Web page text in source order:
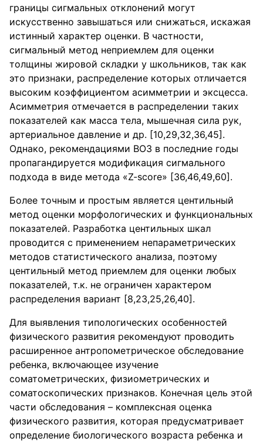
границы сигмальных отклонений могут
искусственно завышаться или снижаться, искажая
истинный характер оценки. В частности,
сигмальный метод неприемлем для оценки
толщины жировой складки у школьников, так как
это признаки, распределение которых отличается
высоким коэффициентом асимметрии и эксцесса.
Асимметрия отмечается в распределении таких
показателей как масса тела, мышечная сила рук,
артериальное давление и др. [10,29,32,36,45].
Однако, рекомендациями ВОЗ в последние годы
пропагандируется модификация сигмального
подхода в виде метода «Z-score» [36,46,49,60].
Более точным и простым является центильный
метод оценки морфологических и функциональных
показателей. Разработка центильных шкал
проводится с применением непараметрических
методов статистического анализа, поэтому
центильный метод приемлем для оценки любых
показателей, т.к. не ограничен характером
распределения вариант [8,23,25,26,40].
Для выявления типологических особенностей
физического развития рекомендуют проводить
расширенное антропометрическое обследование
ребенка, включающее изучение
соматометрических, физиометрических и
соматоскопических признаков. Конечная цель этой
части обследования – комплексная оценка
физического развития, которая предусматривает
определение биологического возраста ребенка и